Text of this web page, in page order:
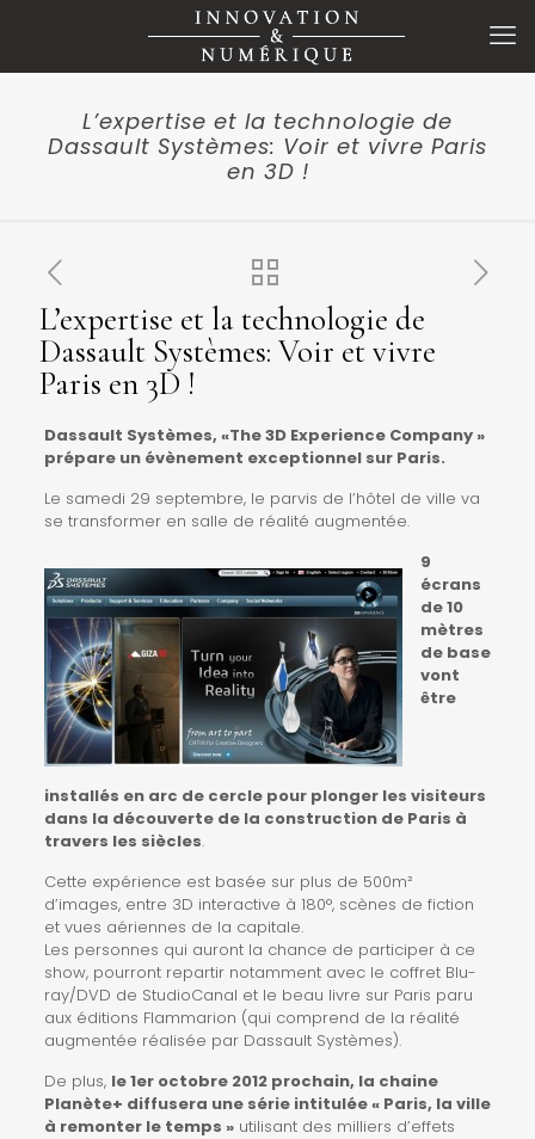
L’expertise et la technologie de
Dassault Systèmes: Voir et vivre Paris
en 3D !
L’expertise et la technologie de
Dassault Systèmes: Voir et vivre
Paris en 3D !
Dassault Systèmes, «The 3D Experience Company »
prépare un évènement exceptionnel sur Paris.
Le samedi 29 septembre, le parvis de l’hôtel de ville va
se transformer en salle de réalité augmentée.
9
écrans
de 10
mètres
de base
vont
être
installés en arc de cercle pour plonger les visiteurs
dans la découverte de la construction de Paris à
travers les siècles.
Cette expérience est basée sur plus de 500m²
d’images, entre 3D interactive à 180°, scènes de fiction
et vues aériennes de la capitale.
Les personnes qui auront la chance de participer à ce
show, pourront repartir notamment avec le coffret Blu-
ray/DVD de StudioCanal et le beau livre sur Paris paru
aux éditions Flammarion (qui comprend de la réalité
augmentée réalisée par Dassault Systèmes).
De plus, le 1er octobre 2012 prochain, la chaine
Planète+ diffusera une série intitulée « Paris, la ville
à remonter le temps »utilisant des milliers d’effets